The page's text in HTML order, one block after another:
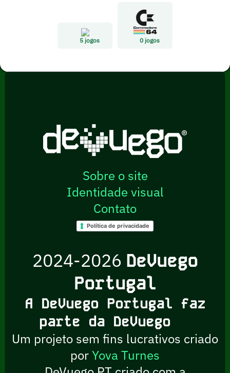
5 jogos 0jogos
Sobre o site
Identidade visual
Contato
Política de privacidade
2024-2026 DeVuego
Portugal
A DeVuego Portugal faz
parte da DeVuego
Um projeto sem fins lucrativos criado
porYova Turnes